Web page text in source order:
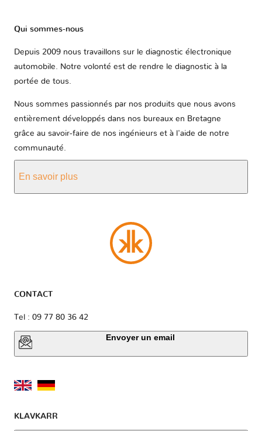
Qui sommes-nous
Depuis 2009 nous travaillons sur le diagnostic électronique
automobile. Notre volonté est de rendre le diagnostic à la
portée de tous.
Nous sommes passionnés par nos produits que nous avons
entièrement développés dans nos bureaux en Bretagne
grâce au savoir-faire de nos ingénieurs et à l'aide de notre
communauté.
En savoir plus
CONTACT
Tel : 09 77 80 36 42
Envoyer un email
KLAVKARR